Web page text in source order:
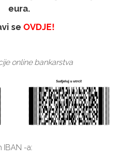
eura.
se OVDJE!
online bankarstva
IBAN -a: